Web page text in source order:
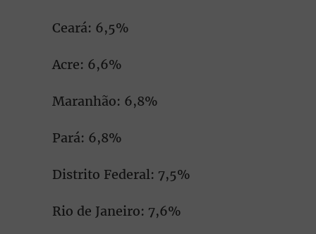
Ceará: 6,5%
Acre: 6,6%
Maranhão: 6,8%
Pará: 6,8%
Distrito Federal: 7,5%
Rio de Janeiro: 7,6%